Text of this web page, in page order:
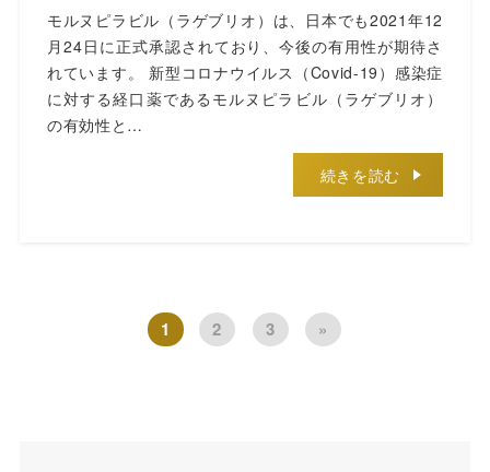
モルヌピラビル（ラゲブリオ）は、日本でも2021年12
月24日に正式承認されており、今後の有用性が期待さ
れています。 新型コロナウイルス（Covid-19）感染症
に対する経口薬であるモルヌピラビル（ラゲブリオ）
の有効性と…
続きを読む
1 2 3 »